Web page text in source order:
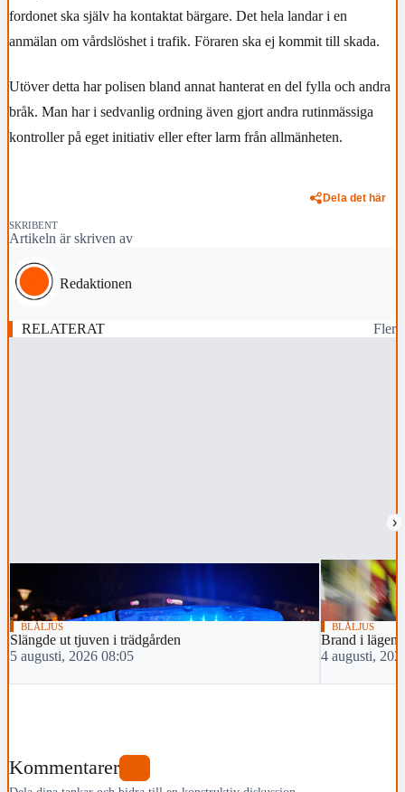
fordonet ska själv ha kontaktat bärgare. Det hela landar i en
anmälan om vårdslöshet i trafik. Föraren ska ej kommit till skada.
Utöver detta har polisen bland annat hanterat en del fylla och andra
bråk. Man har i sedvanlig ordning även gjort andra rutinmässiga
kontroller på eget initiativ eller efter larm från allmänheten.
Dela det här
SKRIBENT
Artikeln är skriven av
Redaktionen
RELATERAT Fler
›
BLÅLJUS
Slängde ut tjuven i trädgården
5 augusti, 2026 08:05
BLÅLJUS
Brand i
4 augusti,
Kommentarer